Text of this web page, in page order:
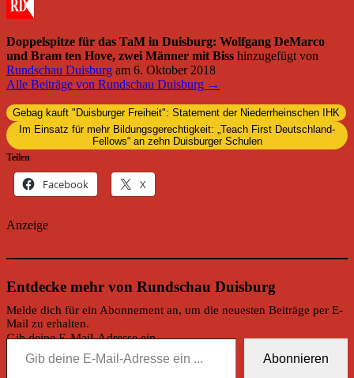
Doppelspitze für das TaM in Duisburg: Wolfgang DeMarco
und Bram ten Hove, zwei Männer mit Biss hinzugefügt von
Rundschau Duisburg am 6. Oktober 2018
Alle Beiträge von Rundschau Duisburg →
Gebag kauft "Duisburger Freiheit": Statement der Niederrheinschen IHK
Im Einsatz für mehr Bildungsgerechtigkeit: „Teach First Deutschland-
Fellows“ an zehn Duisburger Schulen
Teilen
Facebook X
Anzeige
Entdecke mehr von Rundschau Duisburg
Melde dich für ein Abonnement an, um die neuesten Beiträge per E-
Mail zu erhalten.
Gib deine E-Mail-Adresse ein ...
Abonnieren